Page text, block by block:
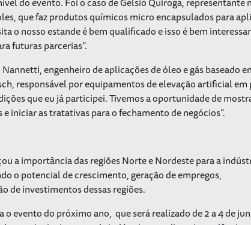
que faz produtos químicos micro encapsulados para
o nosso estande é bem qualificado e isso é bem
futuras parcerias”.
engenheiro de aplicações de óleo e gás baseado
responsável por equipamentos de elevação artificial em
que eu já participei. Tivemos a oportunidade de
iniciar as tratativas para o fechamento de negócios”.
a importância das regiões Norte e Nordeste para a
o potencial de crescimento, geração de empregos,
de investimentos dessas regiões.
o evento do próximo ano, que será realizado de 2 a 4 de